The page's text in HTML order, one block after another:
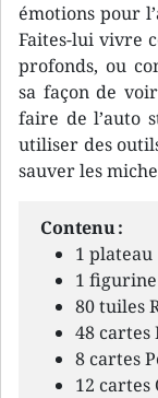
émotions pour
Faites-lui vivre
profonds, ou
sa façon de
faire de l’auto
utiliser des
sauver les
Contenu :
1 plateau
1
80 tuiles
48 cartes
8 cartes
12